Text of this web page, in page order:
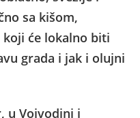
sa kišom,
će lokalno biti
grada i jak i olujni
u Vojvodini i